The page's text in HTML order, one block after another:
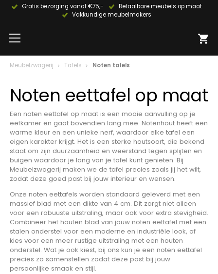
Gratis bezorging vanaf €75,-
Betaalbare meubels op maat
Vakkundige meubelmakers
Meubelzwagerij Tafels Noten tafels
Noten eettafel op maat
Een noten eettafel op maat is een mooie aanvulling op je
eetkamer en gaat bovendien lang mee. Notenhout heeft een
warme kleur en een unieke nerf, waardoor elke tafel een
eigen karakter krijgt. Het is een sterke houtsoort, die bekend
staat om zijn duurzaamheid en weerstand tegen splijten en
buigen waardoor je lang van je tafel kunt genieten. Bij
Meubelzwagerij maken we de tafel precies zoals jij het wilt,
zodat deze goed past bij jouw interieur en wensen.
Onze noten eettafels worden standaard geleverd met een
massief blad met een dikte van 4 cm. Dit zorgt niet alleen
voor een robuuste uitstraling, maar ook voor extra stevigheid.
Combineer het houten blad van jouw noten eettafel met een
stalen onderstel voor een moderne en industriële look, of
kies voor een meer rustige uitstraling met een houten
onderstel. Wat je ook kiest, bij ons kun je een noten eettafel
precies zo samenstellen zodat deze past bij jouw
persoonlijke smaak en stijl.